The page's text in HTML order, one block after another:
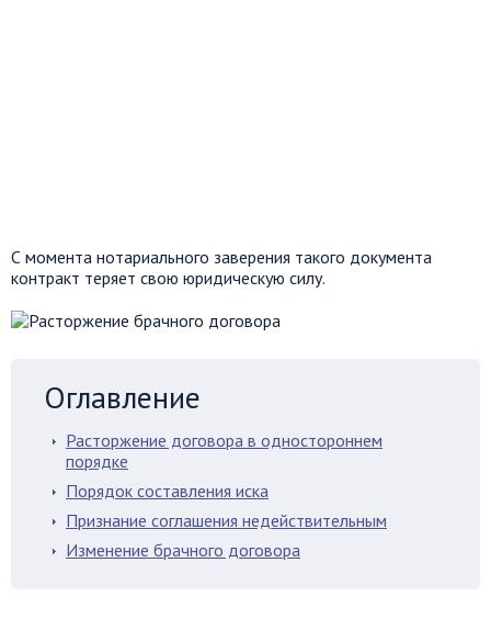
С момента нотариального заверения такого документа
контракт теряет свою юридическую силу.
Оглавление
Расторжение договора в одностороннем
порядке
Порядок составления иска
Признание соглашения недействительным
Изменение брачного договора